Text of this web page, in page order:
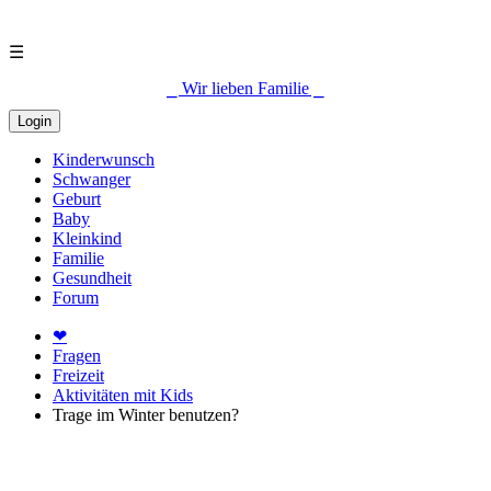
☰
⎯ Wir lieben Familie ⎯
Login
Kinderwunsch
Schwanger
Geburt
Baby
Kleinkind
Familie
Gesundheit
Forum
❤
Fragen
Freizeit
Aktivitäten mit Kids
Trage im Winter benutzen?